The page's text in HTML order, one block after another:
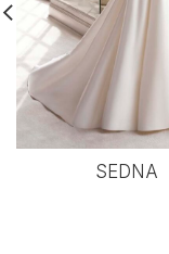
SEDNA